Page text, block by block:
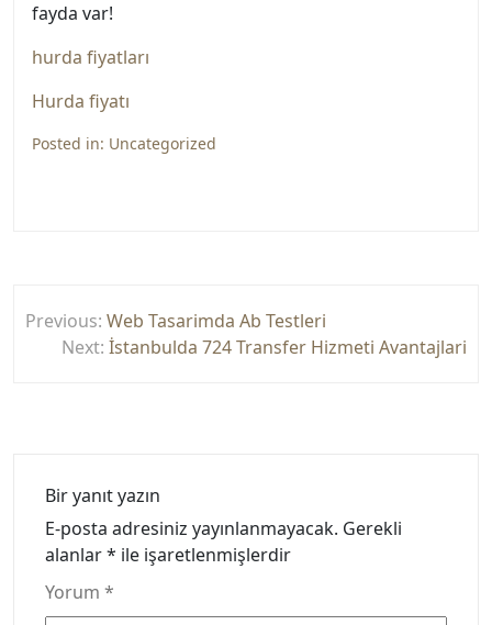
fayda var!
hurda fiyatları
Hurda fiyatı
Posted in: Uncategorized
gezinmesi
Previous: Web Tasarimda Ab Testleri
Next: İstanbulda 724 Transfer Hizmeti Avantajlari
Bir yanıt yazın
E-posta adresiniz yayınlanmayacak. Gerekli
alanlar* ile işaretlenmişlerdir
Yorum *